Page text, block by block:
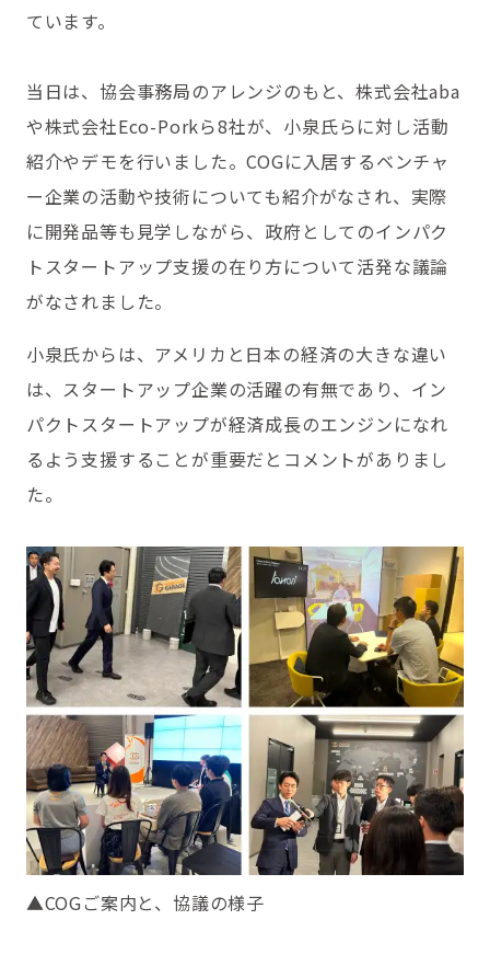
ています。
当日は、協会事務局のアレンジのもと、株式会社aba
や株式会社Eco-Porkら8社が、小泉氏らに対し活動
紹介やデモを行いました。COGに入居するベンチャ
ー企業の活動や技術についても紹介がなされ、実際
に開発品等も見学しながら、政府としてのインパク
トスタートアップ支援の在り方について活発な議論
がなされました。
小泉氏からは、アメリカと日本の経済の大きな違い
は、スタートアップ企業の活躍の有無であり、イン
パクトスタートアップが経済成長のエンジンになれ
るよう支援することが重要だとコメントがありまし
た。
▲COGご案内と、協議の様子